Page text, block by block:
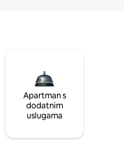
Apartman s
dodatnim
uslugama